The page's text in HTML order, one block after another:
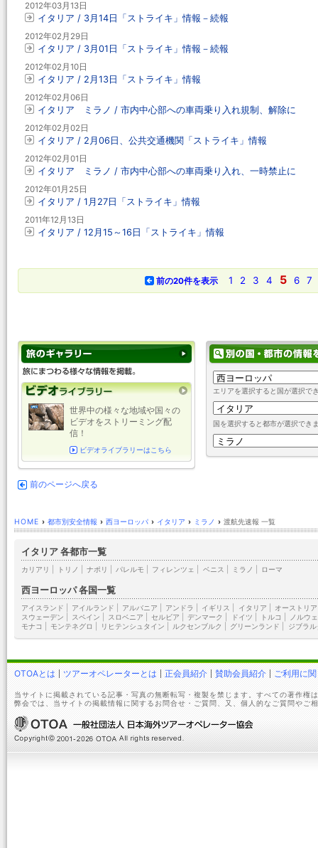
2012年03月13日
イタリア / 3月14日「ストライキ」情報－続報
2012年02月29日
イタリア / 3月01日「ストライキ」情報－続報
2012年02月10日
イタリア / 2月13日「ストライキ」情報
2012年02月06日
イタリア ミラノ / 市内中心部への車両乗り入れ規制、解除に
2012年02月02日
イタリア / 2月06日、公共交通機関「ストライキ」情報
2012年02月01日
イタリア ミラノ / 市内中心部への車両乗り入れ、一時禁止に
2012年01月25日
イタリア / 1月27日「ストライキ」情報
2011年12月13日
イタリア / 12月15～16日「ストライキ」情報
前の20件を表示 1 2 3 4 5 6 7
エリアを選択すると国が選択で
国を選択すると都市が選択でき
世界中の様々な地域や国々の
ビデオをストリーミング配
信！
ビデオライブラリーはこちら
前のページへ戻る
HOME › 都市別安全情報 › 西ヨーロッパ › イタリア › ミラノ › 渡航先速報 一覧
イタリア 各都市一覧
カリアリ トリノ ナポリ パレルモ フィレンツェ ベニス ミラノ ローマ
西ヨーロッパ 各国一覧
アイスランド アイルランド アルバニア アンドラ イギリス イタリア オーストリア
スウェーデン
スペイン スロベニア セルビア デンマーク ドイツ トルコ
ノルウ
モナコ
モンテネグロ リヒテンシュタイン ルクセンブルク グリーンランド ジブラル
OTOAとは ツアーオペレーターとは 正会員紹介 賛助会員紹介 ご利用に
当サイトに掲載されている記事・写真の無断転写・複製を禁じます。すべての著作権
弊会では、当サイトの掲載情報に関するお問合せ・ご質問、又、個人的なご質問やご